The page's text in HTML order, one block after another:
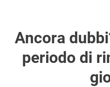
Ancora
periodo di